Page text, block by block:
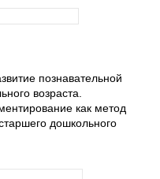
познавательной
возраста.
как метод
дошкольного